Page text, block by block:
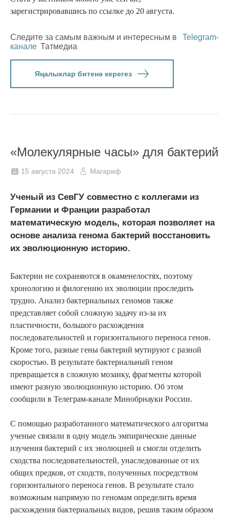
зарегистрировавшись по ссылке до 20 августа.
Следите за самым важным и интересным в
Telegram-
канале Татмедиа
Яңалыклар битенә керегез
«Молекулярные часы» для бактерий
15 августа 2024 Магариф
Ученый из СевГУ совместно с коллегами из
Германии и Франции разработал
математическую модель, которая позволяет на
основе анализа генома бактерий восстановить
их эволюционную историю.
Бактерии не сохраняются в окаменелостях, поэтому
хронологию и филогению их эволюции проследить
трудно. Анализ бактериальных геномов также
представляет собой сложную задачу из-за их
пластичности, большого расхождения
последовательностей и горизонтального переноса генов.
Кроме того, разные гены бактерий мутируют с разной
скоростью. В результате бактериальный геном
превращается в сложную мозаику, фрагменты которой
имеют разную эволюционную историю. Об этом
сообщили в Телеграм-канале Минобрнауки России.
С помощью разработанного математического алгоритма
ученые связали в одну модель эмпирические данные
изучения бактерий с их эволюцией и смогли отделить
сходства последовательностей, унаследованные от их
общих предков, от сходств, полученных посредством
горизонтального переноса генов. В результате стало
возможным напрямую по геномам определить время
расхождения бактериальных видов, решив таким образом